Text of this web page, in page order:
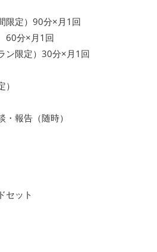
限定）90分×月1回
60分×月1回
ン限定）30分×月1回
・報告（随時）
セット